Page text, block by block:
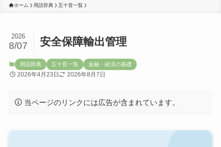
ホーム 用語辞典 五十音一覧
安全保障輸出管理
2026
8/07
用語辞典 五十音一覧 金融・経済の基礎
2026年4月23日 2026年8月7日
当ページのリンクには広告が含まれています。